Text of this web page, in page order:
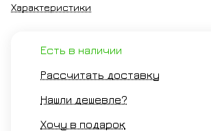
Характеристики
Есть в наличии
Рассчитать доставку
Нашли дешевле?
Хочу в подарок